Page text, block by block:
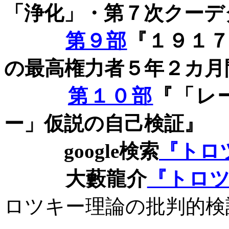
「浄化」・第７次クー
第９部 『１９１
の最高権力者５年２カ
第１０部 『「
ー」仮説の自己検証』
google検索 『ト
大藪龍介『トロ
ロツキー理論の批判的